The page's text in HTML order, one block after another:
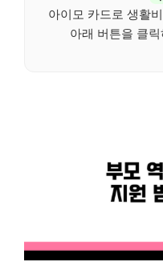
아이모 카드로 생활
아래 버튼을 클